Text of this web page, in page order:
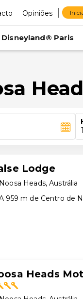
Opiniões
Disneyland® Paris
Lodge
Noosa Heads, Austrália
959 m de Centro de
Heads